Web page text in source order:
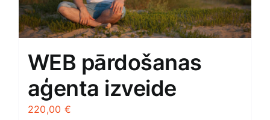
WEB pārdošanas
aģenta izveide
220,00 €